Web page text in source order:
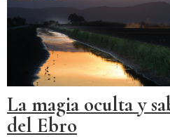
La magia oculta y
del Ebro